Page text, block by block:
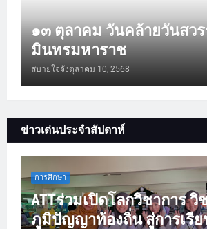
๑๓ ตุลาคม วันคล้ายวันสว
มินทรมหาราช
สบายใจจังตุลาคม 10, 2568
ข่าวเด่นประจำสัปดาห์
การศึกษา
ATTร่วมเปิดโลกวิชาการ
ภูมิปัญญาท้องถิ่น สู่การเรี